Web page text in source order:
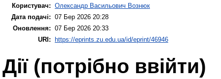
Користувач: Олександр Васильович Вознюк
Дата подачі: 07 Бер 2026 20:28
Оновлення: 07 Бер 2026 20:33
URI: https://eprints.zu.edu.ua/id/eprint/46946
Дії ​​(потрібно ввійти)